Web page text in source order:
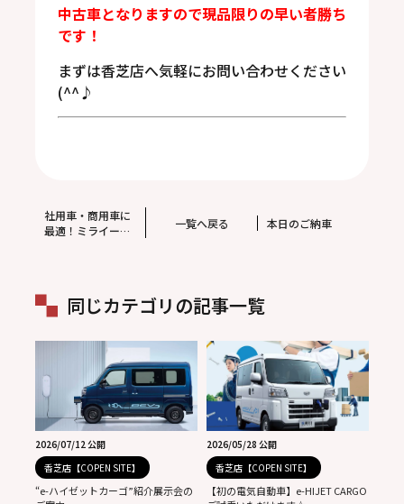
中古車となりますので現品限りの早い者勝ち
です！
まずは香芝店へ気軽にお問い合わせください
(^^♪
社用車・商用車に
最適！ミライース
一覧へ戻る 本日のご納車
同じカテゴリの記事一覧
2026/07/12 公開
香芝店【COPEN SITE】
“e-ハイゼットカーゴ”紹介展示会の
2026/05/28 公開
香芝店【COPEN SITE】
【初の電気自動車】e-HIJET CARGO